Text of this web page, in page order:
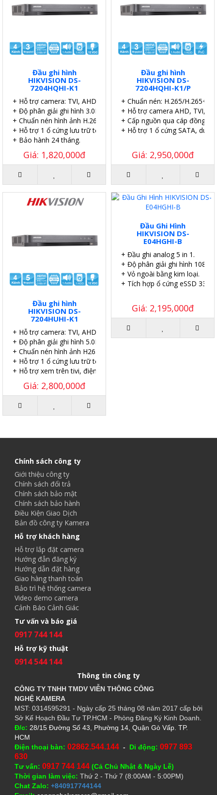
Đầu ghi hình
HIKVISION DS-
7204HQHI-K1
+ Hỗ trợ camera: TVI, AHD, Analog, CVI, IP
+ Độ phân giải ghi hình 3.0MP
+ Chuẩn nén hình ảnh H.265+
+ Hỗ trợ 1 ổ cứng lưu trữ tối đa 6TB.
+ Bảo hành 24 tháng.
Giá: 1,820,000đ
Đầu ghi hình
HIKVISION DS-
7204HQHI-K1/P
+ Chuẩn nén: H.265/H.265+.
+ Hỗ trợ camera AHD, TVI,
+ Cấp nguồn qua cáp đồng
+ Hỗ trợ 1 ổ cứng SATA,
Giá: 2,950,000đ
Đầu ghi hình
HIKVISION DS-
7204HUHI-K1
+ Hỗ trợ camera: TVI, AHD, Analog, CVI, IP
+ Độ phân giải ghi hình 5.0MP
+ Chuẩn nén hình ảnh H265+
+ Hỗ trợ 1 ổ cứng lưu trữ tối đa 8TB.
+ Hỗ trợ xem trên tivi, điện thoại, iPad. máy tính.
Giá: 2,800,000đ
Đầu Ghi Hình
HIKVISION DS-
E04HGHI-B
+ Đầu ghi analog 5 in 1.
+ Độ phân giải ghi hình 1080p
+ Vỏ ngoài bằng kim loại.
+ Tích hợp ổ cứng eSSD
Giá: 2,195,000đ
Chính sách công ty
Giới thiệu công ty
Chính sách đổi trả
Chính sách bảo mật
Chính sách bảo hành
Điều Kiện Giao Dịch
Bản đồ công ty Kamera
Hỗ trợ khách hàng
Hỗ trợ lắp đặt camera
Hướng đẫn đăng ký
Hướng dẫn đặt hàng
Giao hàng thanh toán
Bảo trì hệ thống camera
Video demo camera
Cảnh Báo Cảnh Giác
Tư vấn và báo giá
0917 744 144
Hỗ trợ kỹ thuật
0914 544 144
Thông tin công ty
CÔNG TY TNHH TMDV VIỄN THÔNG CÔNG
NGHỆ KAMERA
MST: 0314595291 - Ngày cấp 25 tháng 08 năm 2017 cấp bởi
Sở Kế Hoạch Đầu Tư TP.HCM - Phòng Đăng Ký Kinh Doanh.
Đ/c: 28/15 Đường Số 43, Phường 14, Quận Gò Vấp. TP.
HCM
Điện thoại bàn: 02862.544.144 - Di động: 0977 893
630
Tư vấn: 0917 744 144 (Cả Chủ Nhật & Ngày Lễ)
Thời gian làm việc: Thứ 2 - Thứ 7 (8:00AM - 5:00PM)
Chat Zalo: +840917744144